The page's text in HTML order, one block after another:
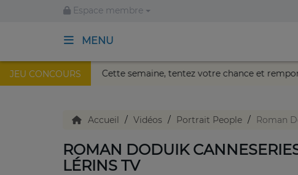
Espace membre
MENU
JEU CONCOURS
Nikaïa de Nice ! Cette semaine, tentez votre chance
ACCUEIL
TV en direct Accueil Vidéos Portrait People Roman
ROMAN DODUIK
LÉRINS TV